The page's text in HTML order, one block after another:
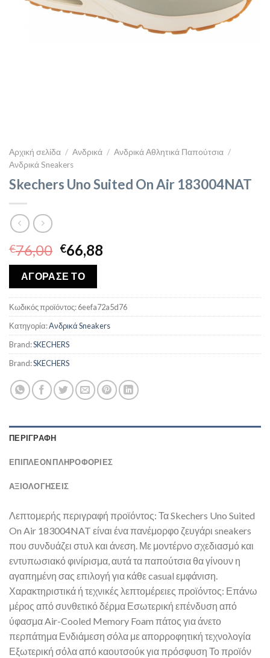
Αρχική σελίδα / Ανδρικά / Ανδρικά Αθλητικά Παπούτσια /
Ανδρικά Sneakers
Skechers Uno Suited On Air 183004NAT
€76,00 Original
price
was:
€76,00.
€66,88
€66,88.
ΑΓΟΡΑΣΕ ΤΟ
Κωδικός προϊόντος:6eefa72a5d76
Κατηγορία:Ανδρικά Sneakers
Brand:SKECHERS
Brand:SKECHERS
ΠΕΡΙΓΡΑΦΉ
ΕΠΙΠΛΈΟΝ ΠΛΗΡΟΦΟΡΊΕΣ
ΑΞΙΟΛΟΓΗΣΕΙΣ
Λεπτομερής περιγραφή προϊόντος: Τα Skechers Uno Suited
On Air 183004NAT είναι ένα πανέμορφο ζευγάρι sneakers
που συνδυάζει στυλ και άνεση. Με μοντέρνο σχεδιασμό και
εντυπωσιακό φινίρισμα, αυτά τα παπούτσια θα γίνουν η
αγαπημένη σας επιλογή για κάθε casual εμφάνιση.
Χαρακτηριστικά ή τεχνικές λεπτομέρειες προϊόντος: Επάνω
μέρος από συνθετικό δέρμα Εσωτερική επένδυση από
ύφασμα Air-Cooled Memory Foam πάτος για άνετο
περπάτημα Ενδιάμεση σόλα με απορροφητική τεχνολογία
Εξωτερική σόλα από καουτσούκ για πρόσφυση Το προϊόν